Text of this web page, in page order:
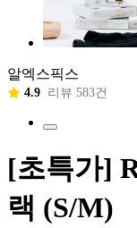
알엑스픽스
4.9 리뷰 583건
[초특가]
랙 (S/M)